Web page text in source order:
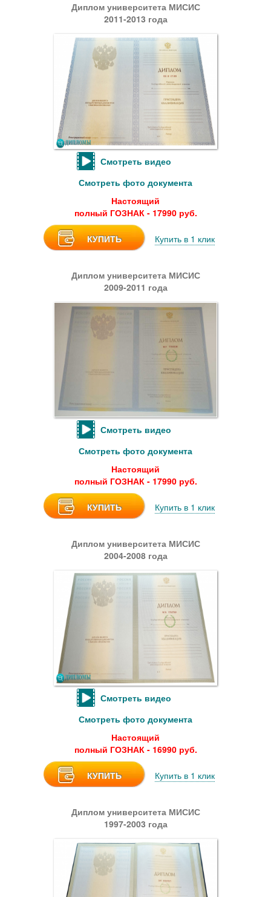
Диплом университета МИСИС
2011-2013 года
Смотреть видео
Смотреть фото документа
Настоящий
полный ГОЗНАК - 17990 руб.
КУПИТЬ Купить в 1 клик
Диплом университета МИСИС
2009-2011 года
Смотреть видео
Смотреть фото документа
Настоящий
полный ГОЗНАК - 17990 руб.
КУПИТЬ Купить в 1 клик
Диплом университета МИСИС
2004-2008 года
Смотреть видео
Смотреть фото документа
Настоящий
полный ГОЗНАК - 16990 руб.
КУПИТЬ Купить в 1 клик
Диплом университета МИСИС
1997-2003 года